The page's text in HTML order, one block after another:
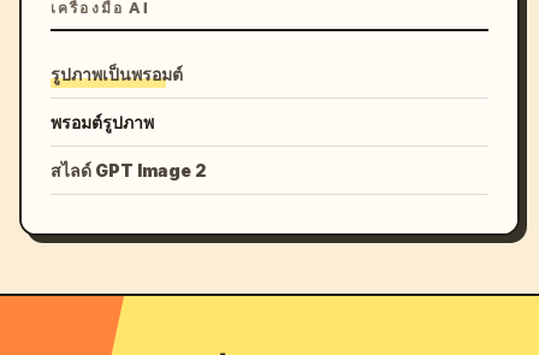
เครื่องมือ AI
รูปภาพเป็นพรอมต์
พรอมต์รูปภาพ
สไลด์ GPT Image 2